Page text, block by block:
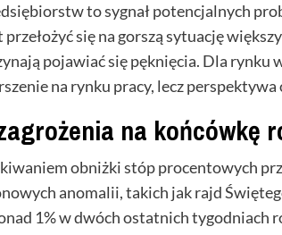
to sygnał potencjalnych
się na gorszą sytuację
pojawiać się pęknięcia. Dla rynku
na rynku pracy, lecz perspektywa
na końcówkę
obniżki stóp procentowych
anomalii, takich jak rajd
1% w dwóch ostatnich tygodniach